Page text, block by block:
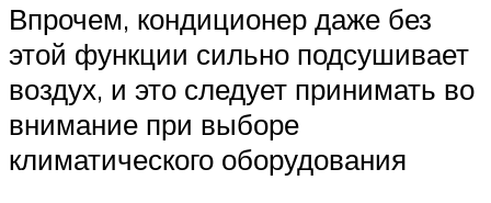
Впрочем, кондиционер даже без
этой функции сильно подсушивает
воздух, и это следует принимать во
внимание при выборе
климатического оборудования